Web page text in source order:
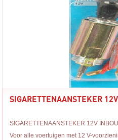
SIGARETTENAANSTEKER
SIGARETTENAANSTEKER 12V
Voor alle voertuigen met 12 V-